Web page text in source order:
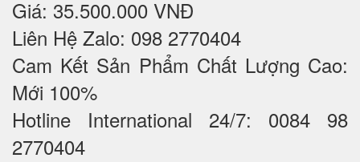
Giá: 35.500.000 VNĐ
Liên Hệ Zalo: 098 2770404
Cam Kết Sản Phẩm Chất Lượng Cao:
Mới 100%
Hotline International 24/7: 0084 98
2770404